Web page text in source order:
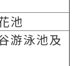
池
游泳池及